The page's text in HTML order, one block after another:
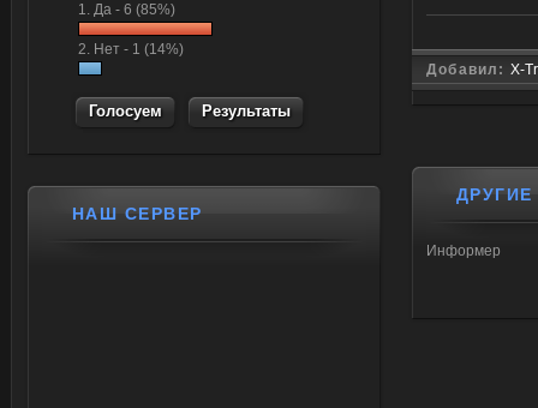
Добавил: X-
Информер
1. Да - 6 (85%)
2. Нет - 1 (14%)
Результаты
НАШ СЕРВЕР